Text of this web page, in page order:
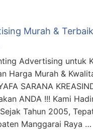
Murah &
Advertising untuk
Harga Murah &
SARANA
ANDA !!! Kami
Tahun 2005,
Manggarai Raya …